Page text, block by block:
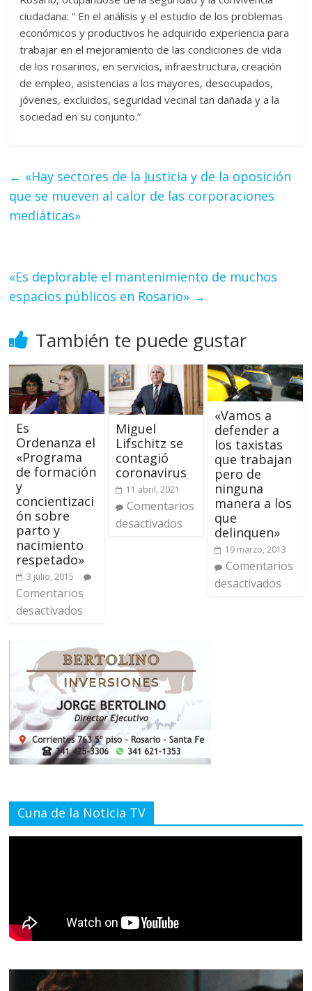
ciudadana: “ En el análisis y el estudio de los problemas
económicos y productivos he adquirido experiencia para
trabajar en el mejoramiento de las condiciones de vida
de los rosarinos, en servicios, infraestructura, creación
de empleo, asistencias a los mayores, desocupados,
jóvenes, excluidos, seguridad vecinal tan dañada y a la
sociedad en su conjunto.”
← «Hay sectores de la Justicia y de la oposición
que se mueven al calor de las corporaciones
mediáticas»
«Es deplorable el mantenimiento de muchos
espacios públicos en Rosario» →
También te puede gustar
Es
Ordenanza el
«Programa
de formación
y
concientizaci
ón sobre
parto y
nacimiento
respetado»
3 julio, 2015
Comentarios
desactivados
Miguel
Lifschitz se
contagió
coronavirus
11 abril, 2021
Comentarios
desactivados
«Vamos a
defender a
los taxistas
que trabajan
pero de
ninguna
manera a los
que
delinquen»
19 marzo, 2013
Comentarios
desactivados
Cuna de la Noticia TV